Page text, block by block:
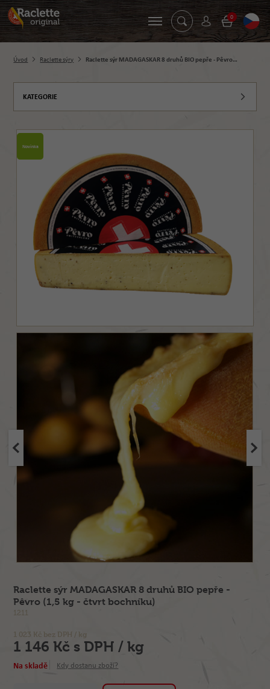
0
Úvod Raclette sýry Raclette sýr MADAGASKAR 8 druhů BIO pepře - Pêvro…
KATEGORIE
Novinka
Raclette sýr MADAGASKAR 8 druhů BIO pepře -
Pêvro (1,5 kg - čtvrt bochníku)
1211
1 023 Kč bez DPH / kg
1 146 Kč s DPH / kg
Na skladě Kdy dostanu zboží?